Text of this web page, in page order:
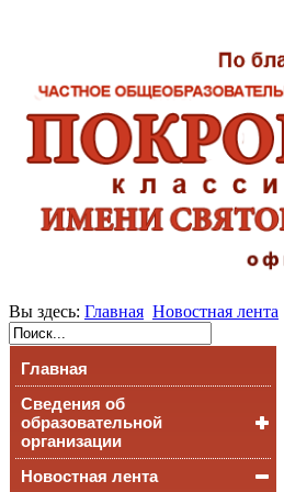
Вы здесь: Главная Новостная лента
Главная
Сведения об
образовательной
организации
Основные сведения
Новостная лента